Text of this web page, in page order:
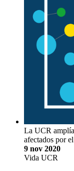
La UCR amplía
afectados por
9 nov 2020
Vida UCR